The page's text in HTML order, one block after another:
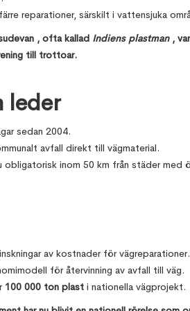
reparationer, särskilt i vattensjuka
, ofta kallad Indiens plastman,
till trottoar.
leder
sedan 2004.
avfall direkt till vägmaterial.
obligatorisk inom 50 km från städer med
av kostnader för vägreparationer.
för återvinning av avfall till väg.
100 000 ton plasti nationella vägprojekt.